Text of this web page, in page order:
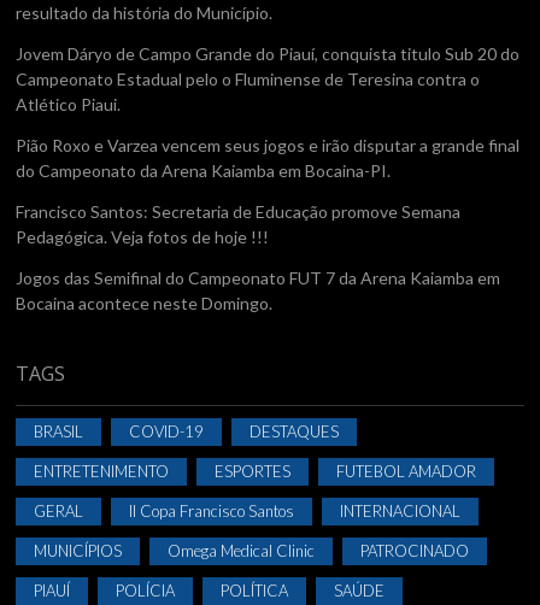
resultado da história do Município.
Jovem Dáryo de Campo Grande do Piauí, conquista titulo Sub 20 do
Campeonato Estadual pelo o Fluminense de Teresina contra o
Atlético Piaui.
Pião Roxo e Varzea vencem seus jogos e irão disputar a grande final
do Campeonato da Arena Kaiamba em Bocaina-PI.
Francisco Santos: Secretaria de Educação promove Semana
Pedagógica. Veja fotos de hoje !!!
Jogos das Semifinal do Campeonato FUT 7 da Arena Kaiamba em
Bocaina acontece neste Domingo.
TAGS
BRASIL COVID-19 DESTAQUES
ENTRETENIMENTO ESPORTES FUTEBOL AMADOR
GERAL II Copa Francisco Santos INTERNACIONAL
MUNICÍPIOS Omega Medical Clinic PATROCINADO
PIAUÍ POLÍCIA POLÍTICA SAÚDE